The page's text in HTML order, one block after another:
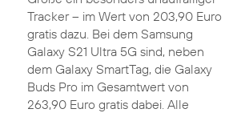
Tracker – im Wert von 203,90 Euro
gratis dazu. Bei dem Samsung
Galaxy S21 Ultra 5G sind, neben
dem Galaxy SmartTag, die Galaxy
Buds Pro im Gesamtwert von
263,90 Euro gratis dabei. Alle